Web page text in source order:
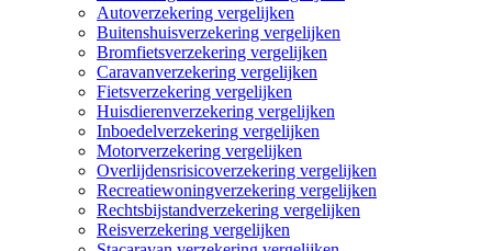
Autoverzekering vergelijken
Buitenshuisverzekering vergelijken
Bromfietsverzekering vergelijken
Caravanverzekering vergelijken
Fietsverzekering vergelijken
Huisdierenverzekering vergelijken
Inboedelverzekering vergelijken
Motorverzekering vergelijken
Overlijdensrisicoverzekering vergelijken
Recreatiewoningverzekering vergelijken
Rechtsbijstandverzekering vergelijken
Reisverzekering vergelijken